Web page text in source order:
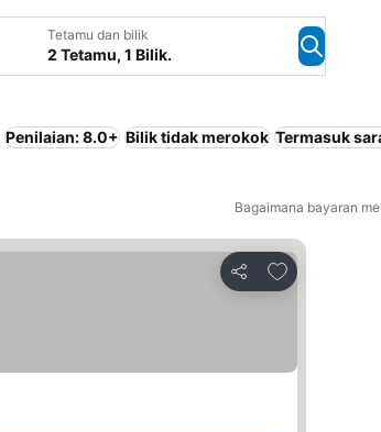
Tetamu dan bilik
2 Tetamu, 1 Bilik.
Penilaian: 8.0+ Bilik tidak merokok Termasuk
Bagaimana bayaran
Kongsi
Tambah ke